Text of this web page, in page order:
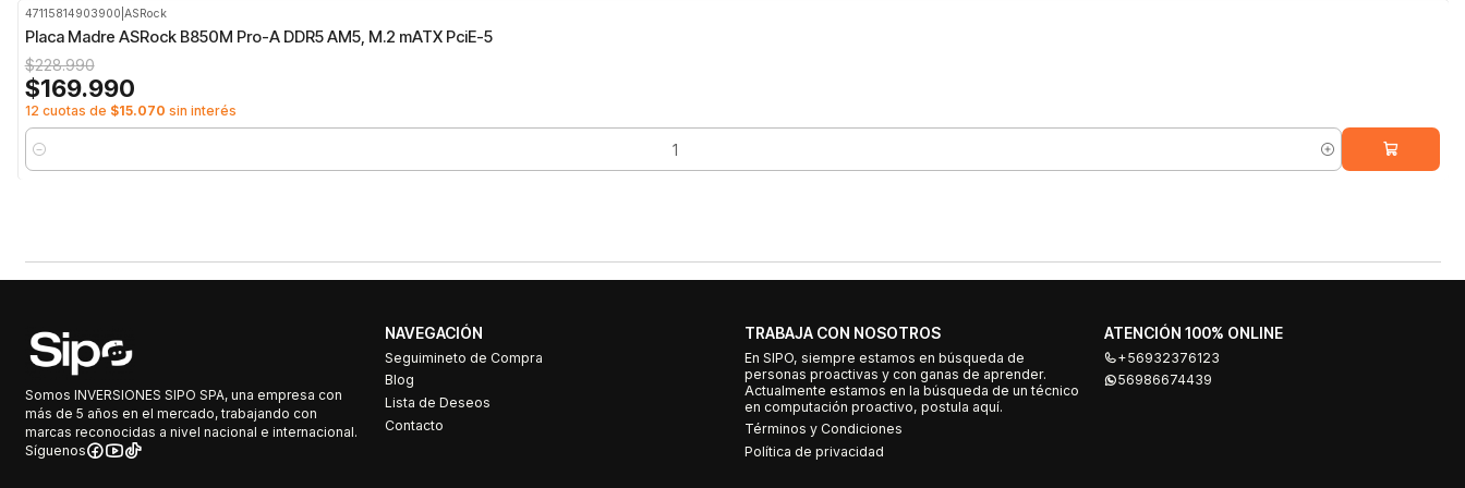
47115814903900 ASRock
Placa Madre ASRock B850M Pro-A DDR5 AM5, M.2 mATX PciE-5
$228.990
$169.990
12 cuotas de $15.070 sin interés
Cantidad
Somos INVERSIONES SIPO SPA, una empresa con
más de 5 años en el mercado, trabajando con
marcas reconocidas a nivel nacional e internacional.
Síguenos
NAVEGACIÓN
Seguimineto de Compra
Blog
Lista de Deseos
Contacto
TRABAJA CON NOSOTROS
En SIPO, siempre estamos en búsqueda de
personas proactivas y con ganas de aprender.
Actualmente estamos en la búsqueda de un técnico
en computación proactivo, postula aquí.
Términos y Condiciones
Política de privacidad
ATENCIÓN 100% ONLINE
+56932376123
56986674439